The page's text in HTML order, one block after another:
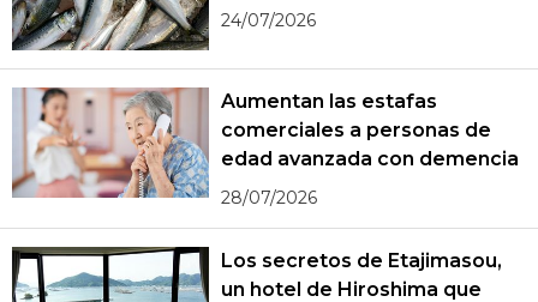
24/07/2026
Aumentan las estafas
comerciales a personas de
edad avanzada con demencia
28/07/2026
Los secretos de Etajimasou,
un hotel de Hiroshima que